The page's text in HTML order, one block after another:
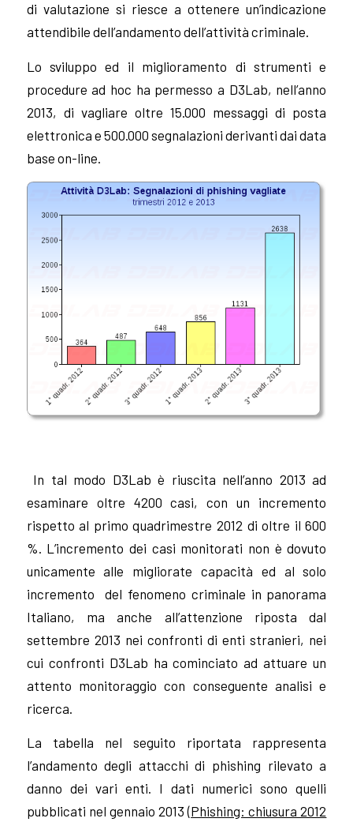
di valutazione si riesce a ottenere un’indicazione
attendibile dell’andamento dell’attività criminale.
Lo sviluppo ed il miglioramento di strumenti e
procedure ad hoc ha permesso a D3Lab, nell’anno
2013, di vagliare oltre 15.000 messaggi di posta
elettronica e 500.000 segnalazioni derivanti dai data
base on-line.
In tal modo D3Lab è riuscita nell’anno 2013 ad
esaminare oltre 4200 casi, con un incremento
rispetto al primo quadrimestre 2012 di oltre il 600
%. L’incremento dei casi monitorati non è dovuto
unicamente alle migliorate capacità ed al solo
incremento del fenomeno criminale in panorama
Italiano, ma anche all’attenzione riposta dal
settembre 2013 nei confronti di enti stranieri, nei
cui confronti D3Lab ha cominciato ad attuare un
attento monitoraggio con conseguente analisi e
ricerca.
La tabella nel seguito riportata rappresenta
l’andamento degli attacchi di phishing rilevato a
danno dei vari enti. I dati numerici sono quelli
pubblicati nel gennaio 2013 (Phishing: chiusura 2012